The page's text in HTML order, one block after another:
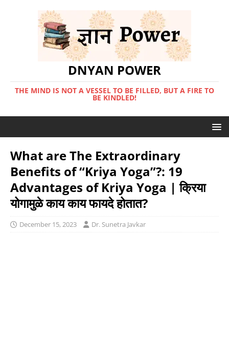
DNYAN POWER
THE MIND IS NOT A VESSEL TO BE FILLED, BUT A FIRE TO
BE KINDLED!
What are The Extraordinary
Benefits of “Kriya Yoga”?: 19
Advantages of Kriya Yoga | क्रिया
योगामुळे काय काय फायदे होतात?
December 15, 2023 Dr. Sunetra Javkar